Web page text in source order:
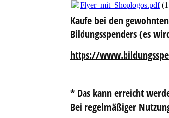
Flyer_mit_Shoplogos.pdf
Kaufe bei den
Bildungsspenders (es
https://
* Das kann erreicht
Bei regelmäßiger